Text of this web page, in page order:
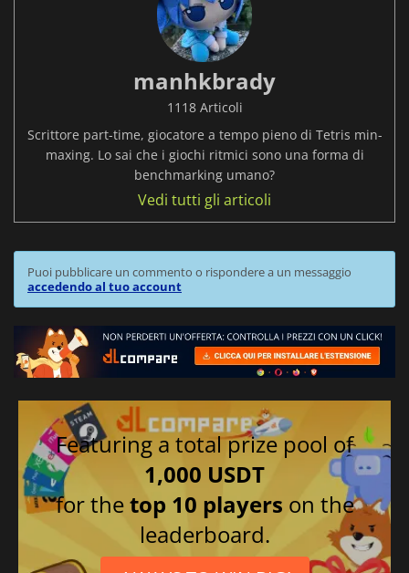
manhkbrady
1118 Articoli
Scrittore part-time, giocatore a tempo pieno di Tetris min-
maxing. Lo sai che i giochi ritmici sono una forma di
benchmarking umano?
Vedi tutti gli articoli
Puoi pubblicare un commento o rispondere a un messaggio
accedendo al tuo account
Featuring a total prize pool of
1,000 USDT
for thetop 10 players on the
leaderboard.